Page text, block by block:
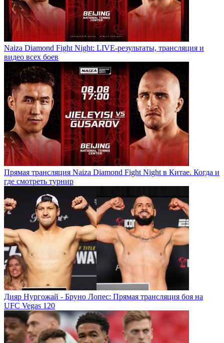
Naiza Diamond Fight Night: LIVE-результаты, трансляция и
видео всех боев
Прямая трансляция Naiza Diamond Fight Night в Китае. Когда и
где смотреть турнир
Дияр Нургожай - Бруно Лопес: Прямая трансляция боя на
UFC Vegas 120